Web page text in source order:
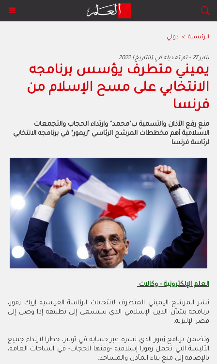
الرئيسية > دولي
2022 يناير 27 - تم تعديله في [التاريخ]
يميني متطرف يؤسس برنامجه
الانتخابي على مسح الإسلام من
فرنسا
منع رفع الآذان والتسمية ب"محمد" وارتداء الحجاب والتجمعات
الاسلامية أهم مخططات المرشح الرئاسي "زيمور" في برنامجه الانتخابي
لرئاسة فرنسا
العلم الإلكترونية - وكالات
نشر المرشح اليميني المتطرف لانتخابات الرئاسة الفرنسية إريك زمور،
برنامجه بشأن الدين الإسلامي الذي سيسعى إلى تطبيقه إذا وصل إلى
قصر الإليزيه.
وتضمن برنامج زمور الذي نشره عبر حسابه في تويتر، حظرا لارتداء جميع
الألبسة التي تحمل رموزا إسلامية -ومنها الحجاب- في الساحات العامة،
بالإضافة إلى منع بناء المآذن والمساجد.